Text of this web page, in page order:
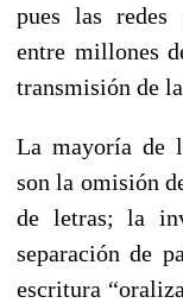
pues las redes
entre millones
transmisión de
La mayoría de
son la omisión
de letras; la
separación de
escritura